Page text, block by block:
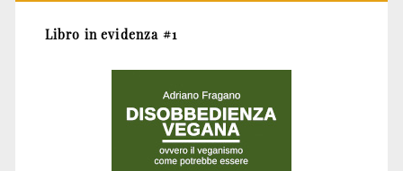
Libro in evidenza #1